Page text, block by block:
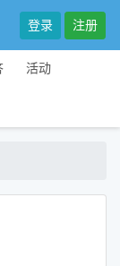
登录 注册
活动